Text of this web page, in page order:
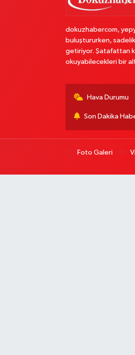
dokuzhabercom,
buluştururken,
getiriyor. Şatafattan
okuyabilecekleri bir
Hava Durumu
Son Dakika
Foto Galeri